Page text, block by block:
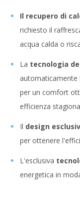
Il recupero di
richiesto il
acqua calda o
La tecnologia
automaticamente
per un comfort
efficienza
Il design
per ottenere
L'esclusiva
energetica in